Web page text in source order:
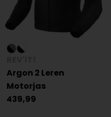
Argon 2 Leren
Motorjas
439,99